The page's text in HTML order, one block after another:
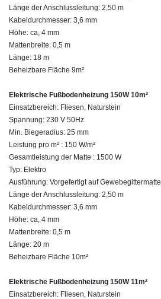
Länge der Anschlussleitung: 2,50 m
Kabeldurchmesser: 3,6 mm
Höhe: ca, 4 mm
Mattenbreite: 0,5 m
Länge: 18 m
Beheizbare Fläche 9m²
Elektrische Fußbodenheizung 150W 10m²
Einsatzbereich: Fliesen, Naturstein
Spannung: 230 V 50Hz
Min. Biegeradius: 25 mm
Leistung pro m² : 150 W/m²
Gesamtleistung der Matte : 1500 W
Typ: Elektro
Ausführung: Vorgefertigt auf Gewebegittermatte
Länge der Anschlussleitung: 2,50 m
Kabeldurchmesser: 3,6 mm
Höhe: ca, 4 mm
Mattenbreite: 0,5 m
Länge: 20 m
Beheizbare Fläche 10m²
Elektrische Fußbodenheizung 150W 11m²
Einsatzbereich: Fliesen, Naturstein